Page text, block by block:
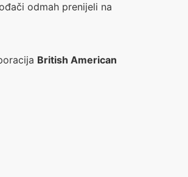
odmah prenijeli na
British American